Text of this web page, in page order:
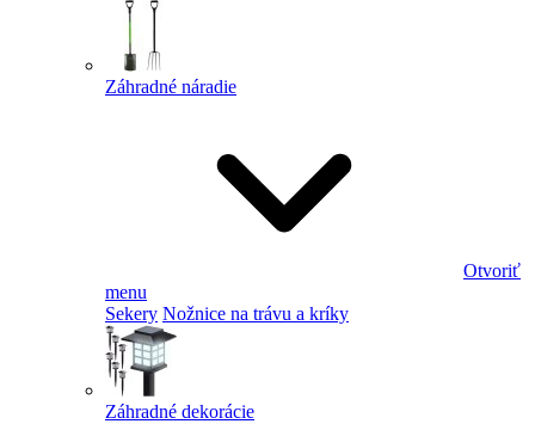
Záhradné náradie
Otvoriť
menu
Sekery Nožnice na trávu a kríky
Záhradné dekorácie